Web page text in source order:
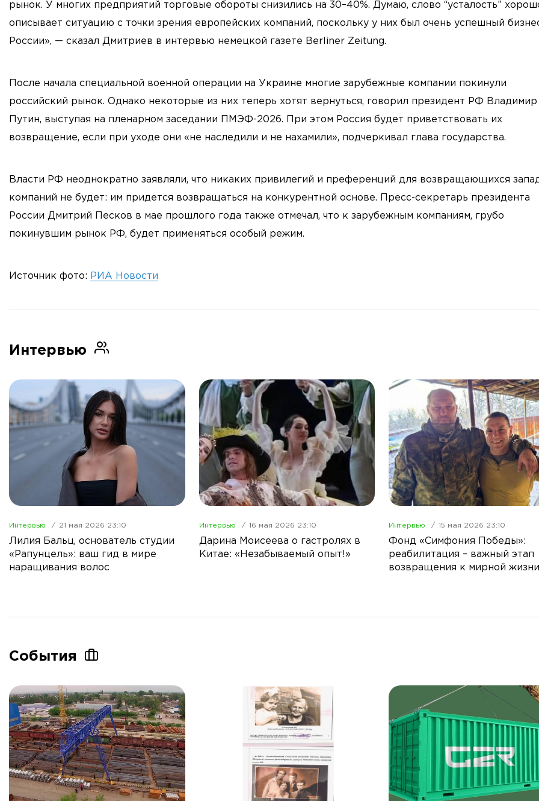
рынок. У многих предприятий торговые обороты снизились на 30–40%. Думаю, слово “усталость”
описывает ситуацию с точки зрения европейских компаний, поскольку у них был очень успешный
России», — сказал Дмитриев в интервью немецкой газете Berliner Zeitung.
После начала специальной военной операции на Украине многие зарубежные компании покинули
российский рынок. Однако некоторые из них теперь хотят вернуться, говорил президент РФ Владимир
Путин, выступая на пленарном заседании ПМЭФ-2026. При этом Россия будет приветствовать их
возвращение, если при уходе они «не наследили и не нахамили», подчеркивал глава государства.
Власти РФ неоднократно заявляли, что никаких привилегий и преференций для возвращающихся
компаний не будет: им придется возвращаться на конкурентной основе. Пресс-секретарь президента
России Дмитрий Песков в мае прошлого года также отмечал, что к зарубежным компаниям, грубо
покинувшим рынок РФ, будет применяться особый режим.
Источник фото: РИА Новости
Интервью
Интервью 21 мая 2026 23:10
Лилия Бальц, основатель студии
«Рапунцель»: ваш гид в мире
наращивания волос
Интервью 16 мая 2026 23:10
Дарина Моисеева о гастролях в
Китае: «Незабываемый опыт!»
Интервью 15 мая 2026 23:10
Фонд «Симфония Победы»:
реабилитация – важный этап
возвращения к мирной жизни
События